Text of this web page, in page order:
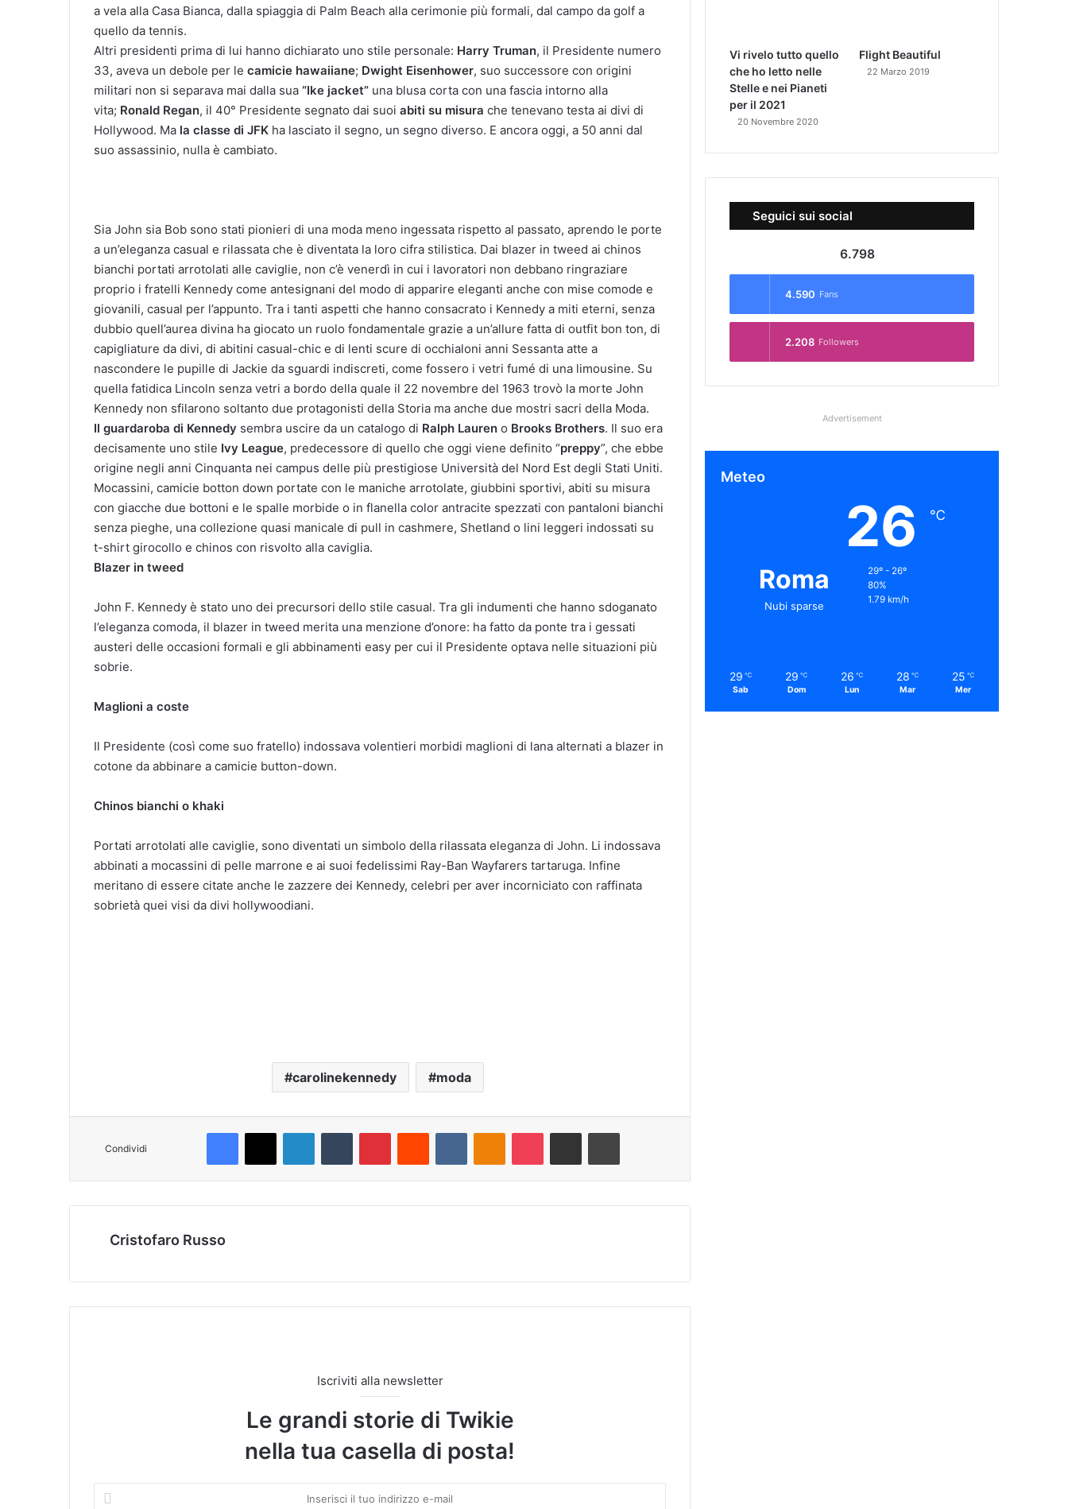
a vela alla Casa Bianca, dalla spiaggia di Palm Beach alla cerimonie più formali, dal campo da golf a
quello da tennis.
Altri presidenti prima di lui hanno dichiarato uno stile personale: Harry Truman, il Presidente numero
33, aveva un debole per le camicie hawaiiane; Dwight Eisenhower, suo successore con origini
militari non si separava mai dalla sua “Ike jacket” una blusa corta con una fascia intorno alla
vita; Ronald Regan, il 40° Presidente segnato dai suoi abiti su misura che tenevano testa ai divi di
Hollywood. Ma la classe di JFK ha lasciato il segno, un segno diverso. E ancora oggi, a 50 anni dal
suo assassinio, nulla è cambiato.
Sia John sia Bob sono stati pionieri di una moda meno ingessata rispetto al passato, aprendo le porte
a un’eleganza casual e rilassata che è diventata la loro cifra stilistica. Dai blazer in tweed ai chinos
bianchi portati arrotolati alle caviglie, non c’è venerdì in cui i lavoratori non debbano ringraziare
proprio i fratelli Kennedy come antesignani del modo di apparire eleganti anche con mise comode e
giovanili, casual per l’appunto. Tra i tanti aspetti che hanno consacrato i Kennedy a miti eterni, senza
dubbio quell’aurea divina ha giocato un ruolo fondamentale grazie a un’allure fatta di outfit bon ton, di
capigliature da divi, di abitini casual-chic e di lenti scure di occhialoni anni Sessanta atte a
nascondere le pupille di Jackie da sguardi indiscreti, come fossero i vetri fumé di una limousine. Su
quella fatidica Lincoln senza vetri a bordo della quale il 22 novembre del 1963 trovò la morte John
Kennedy non sfilarono soltanto due protagonisti della Storia ma anche due mostri sacri della Moda.
Il guardaroba di Kennedy sembra uscire da un catalogo di Ralph Lauren o Brooks Brothers. Il suo era
decisamente uno stile Ivy League, predecessore di quello che oggi viene definito “preppy”, che ebbe
origine negli anni Cinquanta nei campus delle più prestigiose Università del Nord Est degli Stati Uniti.
Mocassini, camicie botton down portate con le maniche arrotolate, giubbini sportivi, abiti su misura
con giacche due bottoni e le spalle morbide o in flanella color antracite spezzati con pantaloni bianchi
senza pieghe, una collezione quasi manicale di pull in cashmere, Shetland o lini leggeri indossati su
t-shirt girocollo e chinos con risvolto alla caviglia.
Blazer in tweed
John F. Kennedy è stato uno dei precursori dello stile casual. Tra gli indumenti che hanno sdoganato
l’eleganza comoda, il blazer in tweed merita una menzione d’onore: ha fatto da ponte tra i gessati
austeri delle occasioni formali e gli abbinamenti easy per cui il Presidente optava nelle situazioni più
sobrie.
Maglioni a coste
Il Presidente (così come suo fratello) indossava volentieri morbidi maglioni di lana alternati a blazer in
cotone da abbinare a camicie button-down.
Chinos bianchi o khaki
Portati arrotolati alle caviglie, sono diventati un simbolo della rilassata eleganza di John. Li indossava
abbinati a mocassini di pelle marrone e ai suoi fedelissimi Ray-Ban Wayfarers tartaruga. Infine
meritano di essere citate anche le zazzere dei Kennedy, celebri per aver incorniciato con raffinata
sobrietà quei visi da divi hollywoodiani.
carolinekennedy moda
Condividi
Cristofaro Russo
Iscriviti alla newsletter
Le grandi storie di Twikie
nella tua casella di posta!
Vi rivelo tutto quello
che ho letto nelle
Stelle e nei Pianeti
per il 2021
20 Novembre 2020
Flight Beautiful
22 Marzo 2019
Seguici sui social
6.798
4.590 Fans
2.208 Followers
Advertisement
Meteo
Roma
Nubi sparse
26 ℃
29º - 26º
80%
1.79 km/h
29 ℃
Sab
29 ℃
Dom
26 ℃
Lun
28 ℃
Mar
25 ℃
Mer